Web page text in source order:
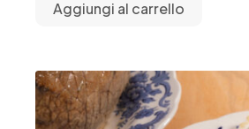
Aggiungi al carrello